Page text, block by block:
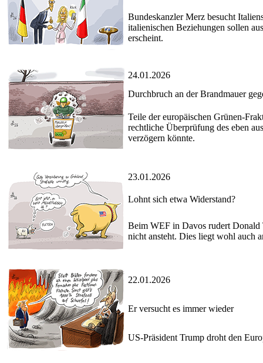
Bundeskanzler Merz besucht
italienischen Beziehungen sollen
erscheint.
24.01.2026
Durchbruch an der Brandmauer
Teile der europäischen Grünen-
rechtliche Überprüfung des eben
verzögern könnte.
23.01.2026
Lohnt sich etwa Widerstand?
Beim WEF in Davos rudert
nicht ansteht. Dies liegt wohl auch
22.01.2026
Er versucht es immer wieder
US-Präsident Trump droht den